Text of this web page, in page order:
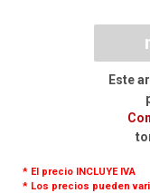
Este
* El precio INCLUYE IVA
* Los precios pueden